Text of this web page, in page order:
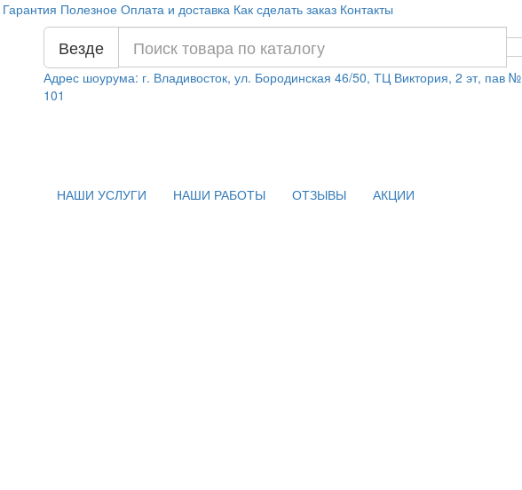
Гарантия Полезное Оплата и доставка Как сделать заказ Контакты
Везде
Адрес шоурума: г. Владивосток, ул. Бородинская 46/50, ТЦ Виктория, 2 эт, пав №
101
НАШИ УСЛУГИ НАШИ РАБОТЫ ОТЗЫВЫ АКЦИИ